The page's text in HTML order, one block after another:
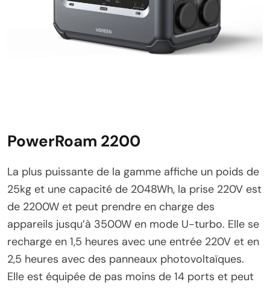
PowerRoam 2200
La plus puissante de la gamme affiche un poids de
25kg et une capacité de 2048Wh, la prise 220V est
de 2200W et peut prendre en charge des
appareils jusqu’à 3500W en mode U-turbo. Elle se
recharge en 1,5 heures avec une entrée 220V et en
2,5 heures avec des panneaux photovoltaïques.
Elle est équipée de pas moins de 14 ports et peut